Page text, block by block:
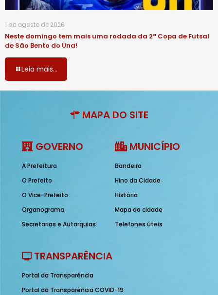
1 de agosto de 2026
Neste domingo tem mais uma rodada da 2ª Copa de Futsal
de São Bento do Una!
Leia mais...
MAPA DO SITE
GOVERNO
A Prefeitura
O Prefeito
O Vice-Prefeito
Organograma
Secretarias e Autarquias
MUNICÍPIO
Bandeira
Hino da Cidade
História
Mapa da cidade
Telefones úteis
TRANSPARÊNCIA
Portal da Transparência
Portal da Transparência COVID-19